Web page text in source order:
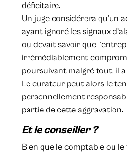
déficitaire.
Un juge considérera qu’un
ayant ignoré les signaux
ou devait savoir que
irrémédiablement
poursuivant malgré tout, il a
Le curateur peut alors le
personnellement
partie de cette aggravation.
Et le conseiller ?
Bien que le comptable ou le